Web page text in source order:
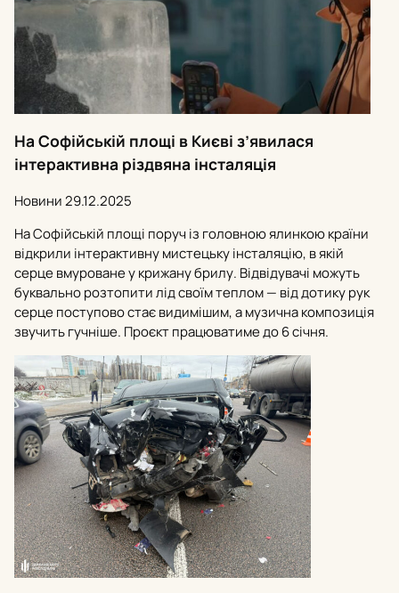
На Софійській площі в Києві з’явилася
інтерактивна різдвяна інсталяція
Новини29.12.2025
На Софійській площі поруч із головною ялинкою країни
відкрили інтерактивну мистецьку інсталяцію, в якій
серце вмуроване у крижану брилу. Відвідувачі можуть
буквально розтопити лід своїм теплом — від дотику рук
серце поступово стає видимішим, а музична композиція
звучить гучніше. Проєкт працюватиме до 6 січня.